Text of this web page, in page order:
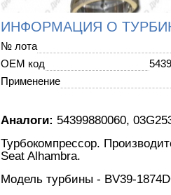
ИНФОРМАЦИЯ О
№ лота
OEM код
Применение
Аналоги: 54399880060,
Турбокомпрессор.
Seat Alhambra.
Модель турбины - BV39-